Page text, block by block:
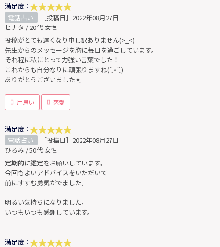
満足度：
電話占い
［投稿日］2022年08月27日
ヒナタ / 20代 女性
投稿がとても遅くなり申し訳ありません(>_<)
先生からのメッセージを胸に毎日を過ごしています。
それ程に私にとって力強い言葉でした！
これからも自分なりに頑張りますね( ˘͈ ᵕ ˘͈ )
ありがとうございました✦ฺ
片思い 恋愛
満足度：
電話占い
［投稿日］2022年08月27日
ひろみ / 50代 女性
定期的に鑑定をお願いしています。
今回もよいアドバイスをいただいて
前にすすむ勇気がでました。
明るい気持ちになりました。
いつもいつも感謝しています。
満足度：